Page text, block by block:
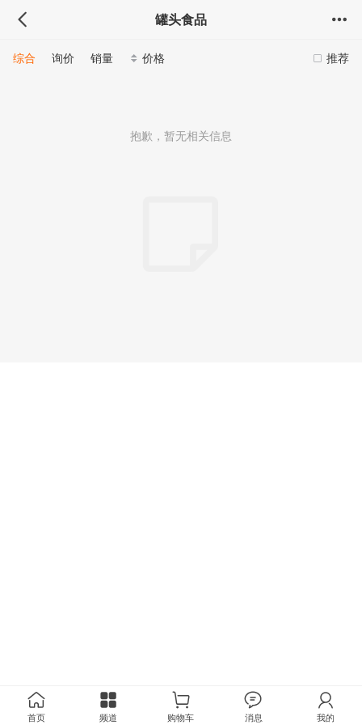
罐头食品
推荐
综合 询价 销量 价格
抱歉，暂无相关信息
首页 频道 购物车 消息 我的